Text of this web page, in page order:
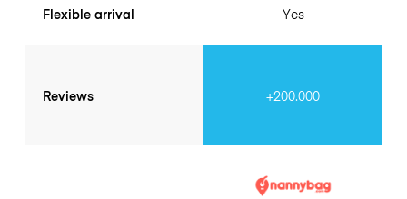
Flexible arrival
Reviews
Yes
+200.000